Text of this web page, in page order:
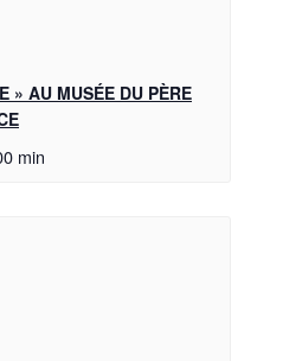
» AU MUSÉE DU PÈRE
min